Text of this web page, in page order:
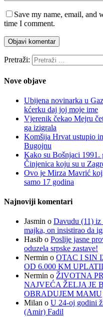
Save my name, email, and
time I comment.
Pretraži:
Nove objave
Ubijena novinarka u
kćerku daj joj moje ime
Vjerenik čekao Mejru
ga izigrala
Komšija Hrvat ustupio
Bugojnu
Kako su Bošnjaci 1991.
Činjenica koju su u
Ovo je Mirza Mavrić
samo 17 godina
Najnoviji komentari
Jasmin o Davudu (11) iz
majka, on insistirao da
Hasib o Poslije jasne
oduzela srpske zastave!
Nermin o OTAC I SIN
OD 6.000 KM
Nermin o ŽIVOTNA
NAJVEĆA ŽELJA JE
OBRADUJEM MAMU
Milan o U 24-oj godini
(Amir) Fadil